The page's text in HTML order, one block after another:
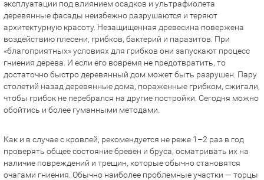
эксплуатации под влиянием осадков и ультрафиолета
деревянные фасады неизбежно разрушаются и теряют
архитектурную красоту. Незащищенная древесина повержена
воздействию плесени, грибков, бактерий и паразитов. При
«благоприятных» условиях для грибков они запускают процесс
гниения дерева. И если его вовремя не предотвратить, то
достаточно быстро деревянный дом может быть разрушен. Пару
столетий назад деревянные дома, пораженные грибком, сжигали,
чтобы грибок не перебрался на другие постройки. Сегодня можно
обойтись и более гуманными методами.
Как и в случае с кровлей, рекомендуется не реже 1–2 раз в год
проверять общее состояние бревен и бруса, осматривать их на
наличие повреждений и трещин, которые обычно становятся
очагами гниения. Обычно наиболее проблемные участки — торцы